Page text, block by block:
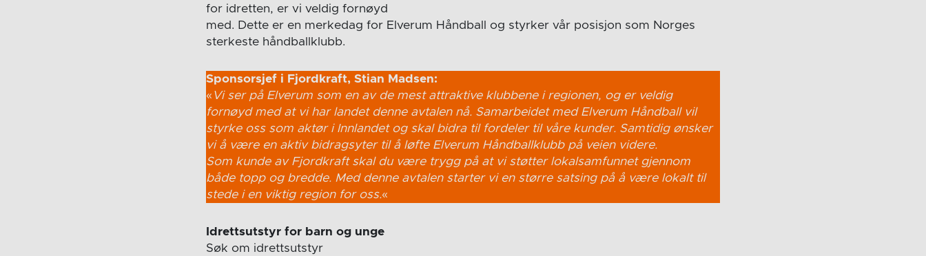
for idretten, er vi veldig fornøyd
med. Dette er en merkedag for Elverum Håndball og styrker vår posisjon som Norges
sterkeste håndballklubb.
Sponsorsjef i Fjordkraft, Stian Madsen:
« Vi ser på Elverum som en av de mest attraktive klubbene i regionen, og er veldig
fornøyd med at vi har landet denne avtalen nå. Samarbeidet med Elverum Håndball vil
styrke oss som aktør i Innlandet og skal bidra til fordeler til våre kunder. Samtidig ønsker
vi å være en aktiv bidragsyter til å løfte Elverum Håndballklubb på veien videre.
Som kunde av Fjordkraft skal du være trygg på at vi støtter lokalsamfunnet gjennom
både topp og bredde. Med denne avtalen starter vi en større satsing på å være lokalt til
stede i en viktig region for oss.«
Idrettsutstyr for barn og unge
Søk om idrettsutstyr